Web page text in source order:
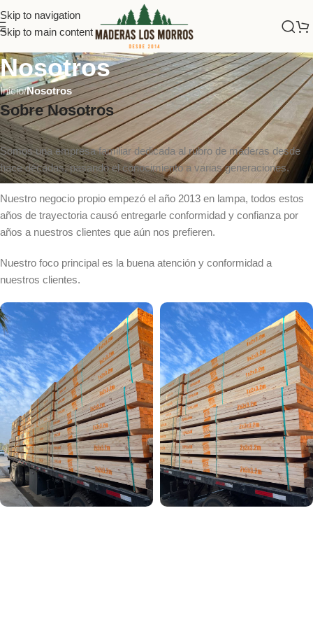
Skip to navigation
Skip to main content
Nosotros
Inicio/Nosotros
Sobre Nosotros
Somos una empresa familiar dedicada al rubro de maderas desde
hace décadas, pasando el conocimiento a varias generaciones.
Nuestro negocio propio empezó el año 2013 en lampa, todos estos
años de trayectoria causó entregarle conformidad y confianza por
años a nuestros clientes que aún nos prefieren.
Nuestro foco principal es la buena atención y conformidad a
nuestros clientes.